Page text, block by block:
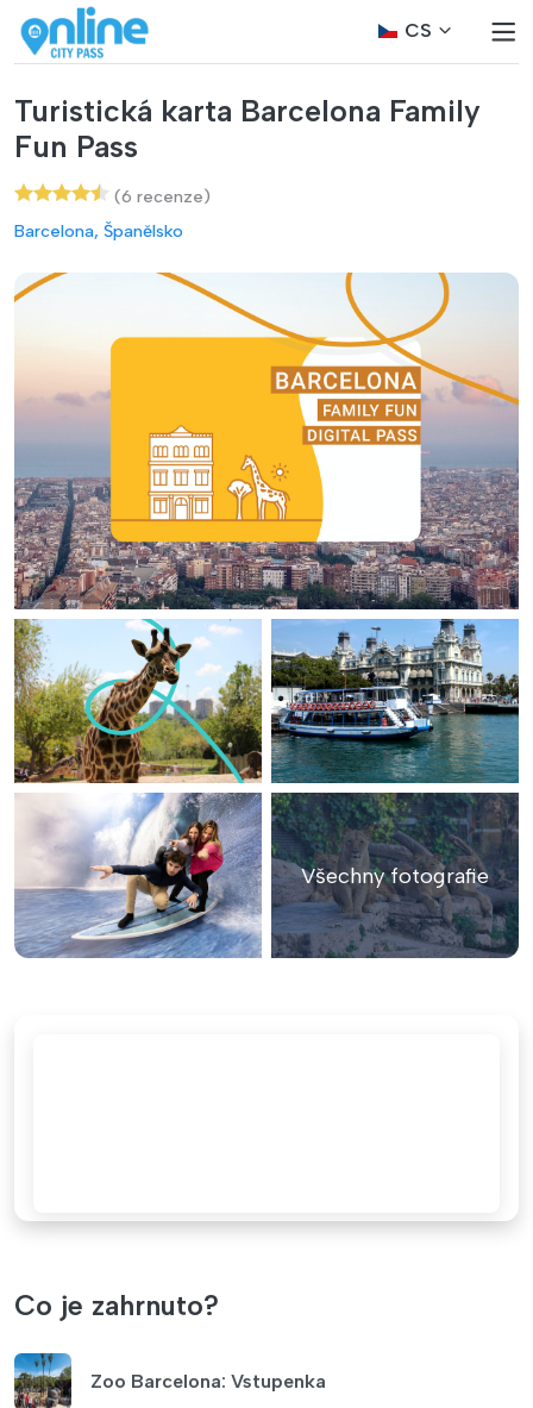
CS
Turistická karta Barcelona Family
Fun Pass
(6 recenze)
Barcelona, Španělsko
Všechny fotografie
Co je zahrnuto?
Zoo Barcelona: Vstupenka